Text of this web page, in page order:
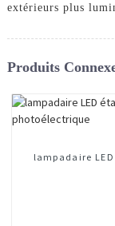
extérieurs plus
Produits
lampadaire